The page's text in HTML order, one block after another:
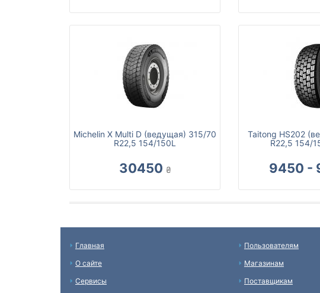
Michelin X Multi D (ведущая) 315/70
R22,5 154/150L
30450 ₴
Taitong HS202
R22,5 154/
9450 -
Главная
О сайте
Сервисы
Пользователям
Магазинам
Поставщикам